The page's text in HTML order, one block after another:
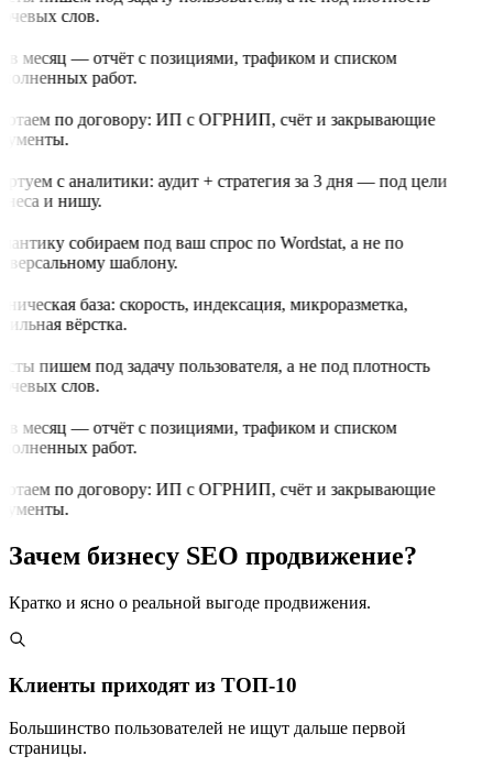
слов.
в месяц — отчёт с позициями, трафиком и списком
работ.
по договору: ИП с ОГРНИП, счёт и закрывающие
с аналитики: аудит + стратегия за 3 дня — под цели
и нишу.
собираем под ваш спрос по Wordstat, а не по
шаблону.
база: скорость, индексация, микроразметка,
вёрстка.
пишем под задачу пользователя, а не под плотность
слов.
в месяц — отчёт с позициями, трафиком и списком
работ.
по договору: ИП с ОГРНИП, счёт и закрывающие
Зачем бизнесу SEO продвижение?
Кратко и ясно о реальной выгоде продвижения.
Клиенты приходят из ТОП-10
Большинство пользователей не ищут дальше первой
страницы.